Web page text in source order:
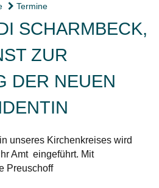
Termine
SCHARMBECK,
ZUR
DER NEUEN
unseres Kirchenkreises wird
Amt eingeführt. Mit
Preuschoff